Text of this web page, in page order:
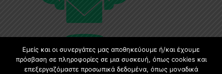
Εμείς και οι συνεργάτες μας αποθηκεύουμε ή/και έχουμε
πρόσβαση σε πληροφορίες σε μια συσκευή, όπως cookies και
επεξεργαζόμαστε προσωπικά δεδομένα, όπως μοναδικά